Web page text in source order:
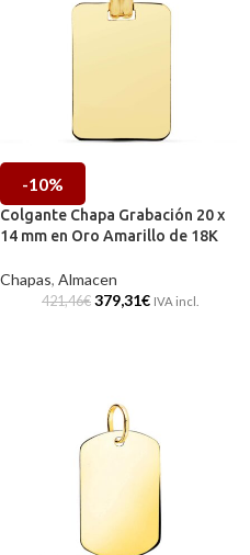
-10%
Colgante Chapa Grabación 20 x
14 mm en Oro Amarillo de 18K
Chapas, Almacen
421,46€ 379,31€ IVA incl.